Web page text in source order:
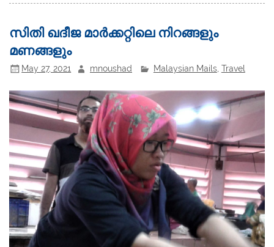
സിതി ഖദീജ മാര്‍ക്കറ്റിലെ നിറങ്ങളും
മണങ്ങളും
May 27, 2021 mnoushad Malaysian Mails, Travel